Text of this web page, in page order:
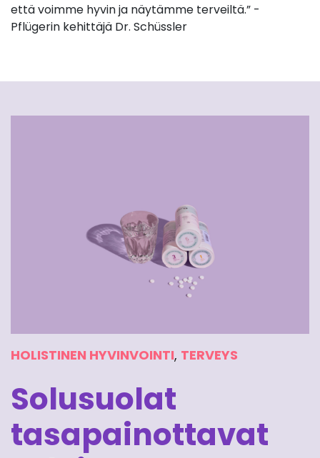
että voimme hyvin ja näytämme terveiltä.” -
Pflügerin kehittäjä Dr. Schüssler
HOLISTINEN HYVINVOINTI, TERVEYS
Solusuolat
tasapainottavat